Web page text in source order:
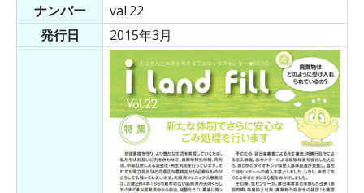
ナンバー
val.22
発行日
2015年3月